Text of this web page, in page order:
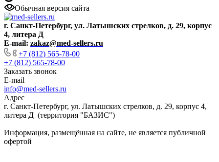
Обычная версия сайта
г. Санкт-Петербург, ул. Латышских стрелков, д. 29, корпус
4, литера Д
E-mail: zakaz@med-sellers.ru
+7 (812) 565-78-00
+7 (812) 565-78-00
Заказать звонок
E-mail
info@med-sellers.ru
Адрес
г. Санкт-Петербург, ул. Латышских стрелков, д. 29, корпус 4,
литера Д (территория "БАЗИС")
Информация, размещённая на сайте, не является публичной
офертой